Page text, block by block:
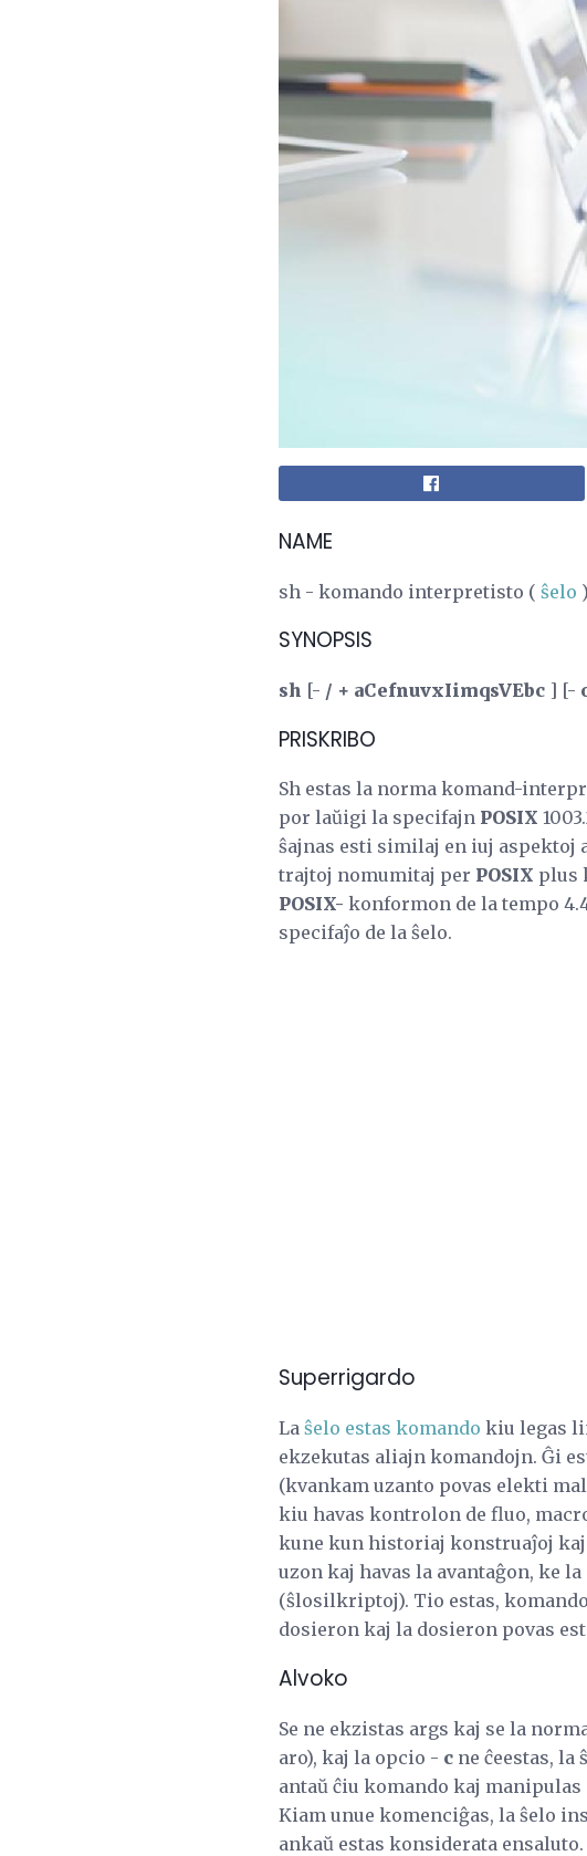
NAME
sh - komando interpretisto ( ŝelo )
SYNOPSIS
sh [- / + aCefnuvxIimqsVEbc ] [-
PRISKRIBO
Sh estas la norma komand-
por laŭigi la specifajn POSIX
ŝajnas esti similaj en iuj aspektoj
trajtoj nomumitaj per POSIX plus
POSIX- konformon de la tempo
specifaĵo de la ŝelo.
Superrigardo
La ŝelo estas komando kiu legas
ekzekutas aliajn komandojn. Ĝi
(kvankam uzanto povas elekti
kiu havas kontrolon de fluo,
kune kun historiaj konstruaĵoj
uzon kaj havas la avantaĝon, ke
(ŝlosilkriptoj). Tio estas,
dosieron kaj la dosieron povas
Alvoko
Se ne ekzistas args kaj se la
aro), kaj la opcio - c ne ĉeestas, la
antaŭ ĉiu komando kaj
Kiam unue komenciĝas, la ŝelo
ankaŭ estas konsiderata